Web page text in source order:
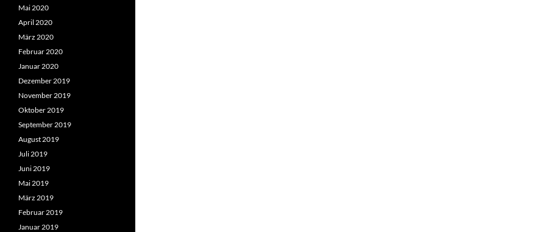
Mai 2020
April 2020
März 2020
Februar 2020
Januar 2020
Dezember 2019
November 2019
Oktober 2019
September 2019
August 2019
Juli 2019
Juni 2019
Mai 2019
März 2019
Februar 2019
Januar 2019